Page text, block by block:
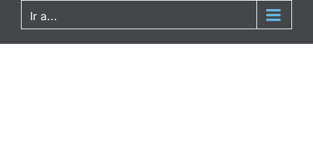
Ir a...